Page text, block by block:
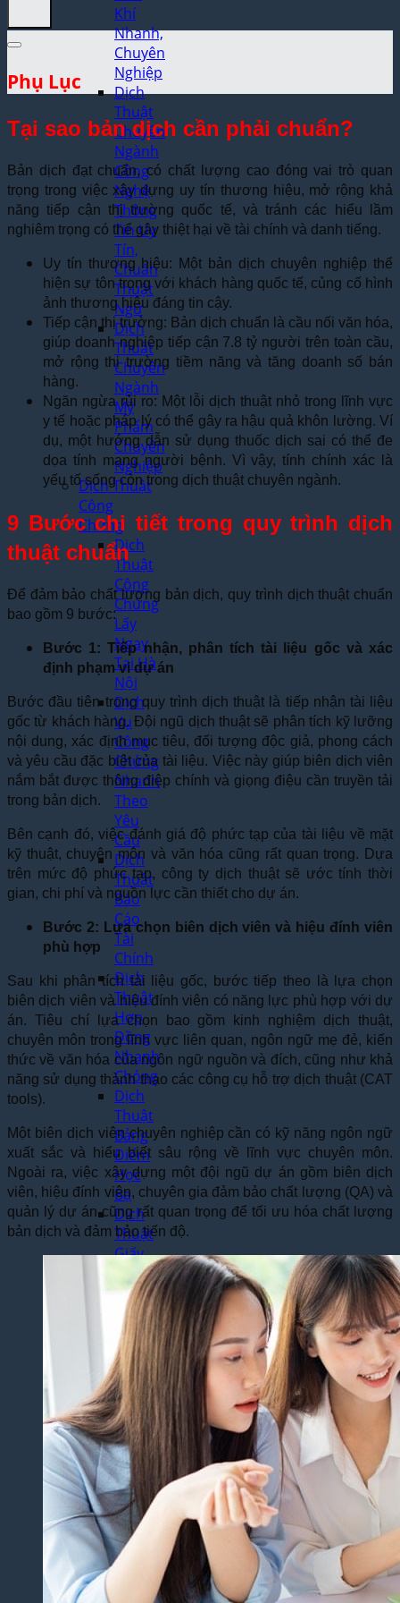
Khí
Nhanh,
Chuyên
Nghiệp
Dịch
Thuật
Chuyên
Ngành
Công
Nghệ
Thông
Tin Uy
Tín,
Chuẩn
Thuật
Ngữ
Dịch
Thuật
Chuyên
Ngành
Mỹ
Phẩm
Chuyên
Nghiệp
Dịch Thuật
Công
Chứng
Dịch
Thuật
Công
Chứng
Lấy
Ngay
Tại Hà
Nội
Dịch
Vụ
Công
Chứng
Nhanh
Theo
Yêu
Cầu
Dịch
Thuật
Báo
Cáo
Tài
Chính
Dịch
Thuật
Hợp
Đồng
Nhanh
Chóng
Dịch
Thuật
Bảng
Điểm
Học
Bạ
Dịch
Thuật
Giấy
Khai
Sinh,
Hộ
Khẩu
Dịch Thuật
Đa Ngôn
Ngữ
Dịch
Thuật
Tiếng
Anh
Dịch
Thuật
Tiếng
Trung
Quốc
Phụ Lục
Tại sao bản dịch cần phải chuẩn?
Bản dịch đạt chuẩn, có chất lượng cao đóng vai trò quan
trọng trong việc xây dựng uy tín thương hiệu, mở rộng khả
năng tiếp cận thị trường quốc tế, và tránh các hiểu lầm
nghiêm trọng có thể gây thiệt hại về tài chính và danh tiếng.
Uy tín thương hiệu: Một bản dịch chuyên nghiệp thể
hiện sự tôn trọng với khách hàng quốc tế, củng cố hình
ảnh thương hiệu đáng tin cậy.
Tiếp cận thị trường: Bản dịch chuẩn là cầu nối văn hóa,
giúp doanh nghiệp tiếp cận 7.8 tỷ người trên toàn cầu,
mở rộng thị trường tiềm năng và tăng doanh số bán
hàng.
Ngăn ngừa rủi ro: Một lỗi dịch thuật nhỏ trong lĩnh vực
y tế hoặc pháp lý có thể gây ra hậu quả khôn lường. Ví
dụ, một hướng dẫn sử dụng thuốc dịch sai có thể đe
dọa tính mạng người bệnh. Vì vậy, tính chính xác là
yếu tố sống còn trong dịch thuật chuyên ngành.
9 Bước chi tiết trong quy trình dịch
thuật chuẩn
Để đảm bảo chất lượng bản dịch, quy trình dịch thuật chuẩn
bao gồm 9 bước:
Bước 1: Tiếp nhận, phân tích tài liệu gốc và xác
định phạm vi dự án
Bước đầu tiên trong quy trình dịch thuật là tiếp nhận tài liệu
gốc từ khách hàng. Đội ngũ dịch thuật sẽ phân tích kỹ lưỡng
nội dung, xác định mục tiêu, đối tượng độc giả, phong cách
và yêu cầu đặc biệt của tài liệu. Việc này giúp biên dịch viên
nắm bắt được thông điệp chính và giọng điệu cần truyền tải
trong bản dịch.
Bên cạnh đó, việc đánh giá độ phức tạp của tài liệu về mặt
kỹ thuật, chuyên môn và văn hóa cũng rất quan trọng. Dựa
trên mức độ phức tạp, công ty dịch thuật sẽ ước tính thời
gian, chi phí và nguồn lực cần thiết cho dự án.
Bước 2: Lựa chọn biên dịch viên và hiệu đính viên
phù hợp
Sau khi phân tích tài liệu gốc, bước tiếp theo là lựa chọn
biên dịch viên và hiệu đính viên có năng lực phù hợp với dự
án. Tiêu chí lựa chọn bao gồm kinh nghiệm dịch thuật,
chuyên môn trong lĩnh vực liên quan, ngôn ngữ mẹ đẻ, kiến
thức về văn hóa của ngôn ngữ nguồn và đích, cũng như khả
năng sử dụng thành thạo các công cụ hỗ trợ dịch thuật (CAT
tools).
Một biên dịch viên chuyên nghiệp cần có kỹ năng ngôn ngữ
xuất sắc và hiểu biết sâu rộng về lĩnh vực chuyên môn.
Ngoài ra, việc xây dựng một đội ngũ dự án gồm biên dịch
viên, hiệu đính viên, chuyên gia đảm bảo chất lượng (QA) và
quản lý dự án cũng rất quan trọng để tối ưu hóa chất lượng
bản dịch và đảm bảo tiến độ.